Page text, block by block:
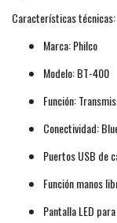
Características técnicas:
Marca: Philco
Modelo: BT-400
Función:
Conectividad:
Puertos USB de
Función manos
Pantalla LED